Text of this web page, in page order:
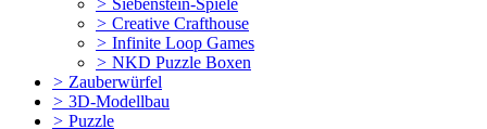
> Siebenstein-Spiele
> Creative Crafthouse
> Infinite Loop Games
> NKD Puzzle Boxen
> Zauberwürfel
> 3D-Modellbau
> Puzzle